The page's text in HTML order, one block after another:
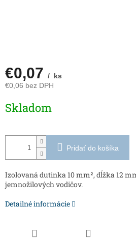
€0,07 / ks
€0,06 bez DPH
cena:
Skladom
Pridať do košíka
Izolovaná dutinka 10 mm², dĺžka 12
jemnožilových vodičov.
Detailné informácie